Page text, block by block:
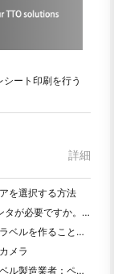
ート印刷を行う
詳細
を選択する方法
倉庫の請求書を印刷するためにポータブルA 4プリンタが必要ですか。何が本当に効果的なのか
感熱ラベルプリンターは中小企業製品のために防水ラベルを作ることができますか？
メラ
日記帳とスクラップブックのための最良のカラーラベル製造業者：ページごとにさらに色を追加